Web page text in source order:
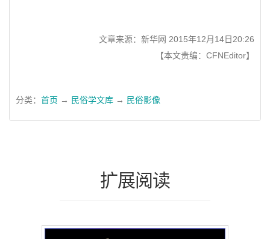
文章来源：新华网 2015年12月14日20:26
【本文责编：CFNEditor】
分类： 首页 → 民俗学文库 → 民俗影像
扩展阅读